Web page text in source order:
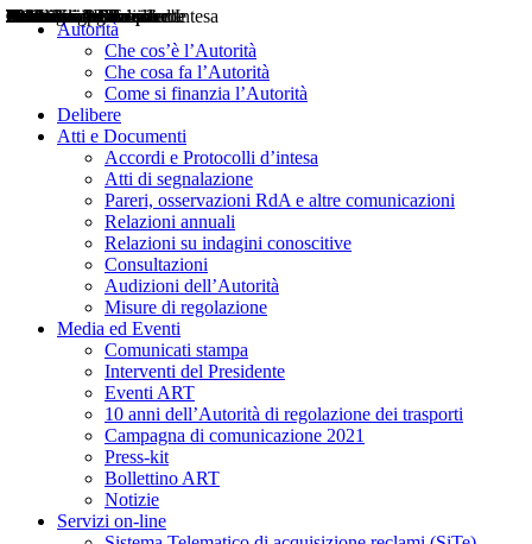
Autorità
Che cos’è l’Autorità
Che cosa fa l’Autorità
Come si finanzia l’Autorità
Delibere
Atti e Documenti
Accordi e Protocolli d’intesa
Atti di segnalazione
Pareri, osservazioni RdA e altre comunicazioni
Relazioni annuali
Relazioni su indagini conoscitive
Consultazioni
Audizioni dell’Autorità
Misure di regolazione
Media ed Eventi
Comunicati stampa
Interventi del Presidente
Eventi ART
10 anni dell’Autorità di regolazione dei trasporti
Campagna di comunicazione 2021
Press-kit
Bollettino ART
Notizie
Servizi on-line
Delibere
Pareri
Consultazioni
Audizioni
Atti di Segnalazione
Accordi e Protocolli d'Intesa
Relazioni annuali
Misure di regolazione
Notizie
Comunicati Stampa
Bollettini ART
Convegni ART
Interviste del Presidente
Articoli in primo piano
Interventi del Presidente
2004
2005
2010
2013
2014
2015
2016
2017
2018
2019
202
2020
2021
2022
2023
2024
2025
2026
Aereo
Marittimo
Terrestre